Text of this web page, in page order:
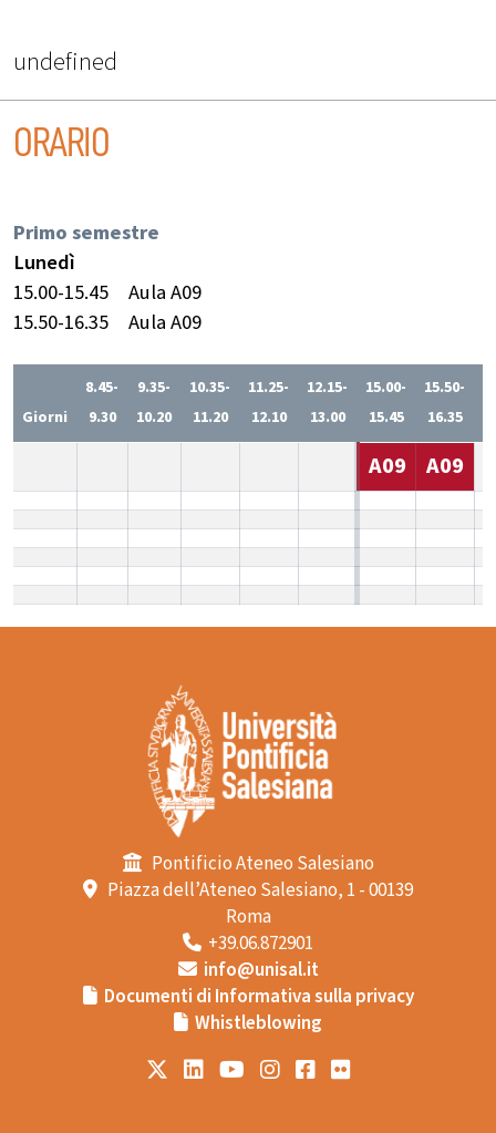
undefined
ORARIO
Primo semestre
Lunedì
15.00-15.45
Aula A09
15.50-16.35
Aula A09
Giorni
8.45-
9.30
9.35-
10.20
10.35-
11.20
11.25-
12.10
12.15-
13.00
15.00-
15.45
15.50-
16.35
A09 A09
Pontificio Ateneo Salesiano
Piazza dell’Ateneo Salesiano, 1 - 00139
Roma
+39.06.872901
info@unisal.it
Documenti di Informativa sulla privacy
Whistleblowing